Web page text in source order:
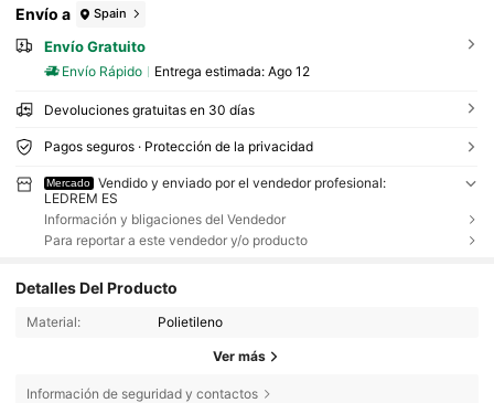
Envío a Spain
Envío Gratuito
Envío Rápido Entrega estimada: Ago 12
Devoluciones gratuitas en 30 días
Pagos seguros · Protección de la privacidad
Mercado
Vendido y enviado por el vendedor profesional:
LEDREM ES
Información y bligaciones del Vendedor
Para reportar a este vendedor y/o producto
Detalles Del Producto
Material: Polietileno
Ver más
Información de seguridad y contactos